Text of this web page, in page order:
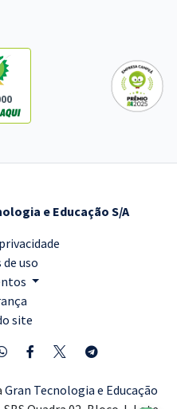
e Educação S/A
uso
site
Gran Tecnologia e Educação